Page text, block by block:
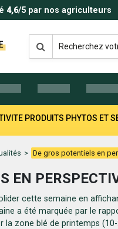
4,6/5 par nos agriculteurs
PRODUITS PHYTOS ET
> De gros potentiels en
EN
cette semaine en
a été marquée par le
la zone blé de printemps